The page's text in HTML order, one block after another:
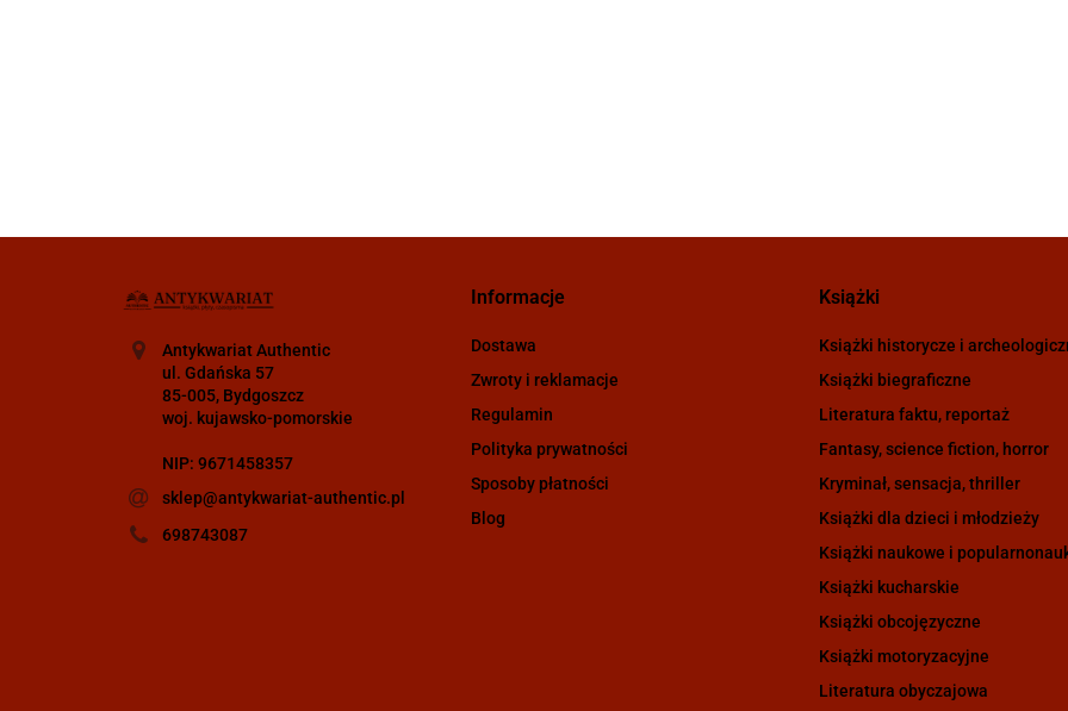
Antykwariat Authentic
ul. Gdańska 57
85-005, Bydgoszcz
woj. kujawsko-pomorskie
NIP: 9671458357
sklep@antykwariat-authentic.pl
698743087
Informacje
Dostawa
Zwroty i reklamacje
Regulamin
Polityka prywatności
Sposoby płatności
Blog
Książki
Książki historycze i
Książki biegraficzne
Literatura faktu, reportaż
Fantasy, science fiction, horror
Kryminał, sensacja, thriller
Książki dla dzieci i młodzieży
Książki naukowe i
Książki kucharskie
Książki obcojęzyczne
Książki motoryzacyjne
Literatura obyczajowa